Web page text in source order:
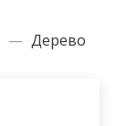
— Дерево